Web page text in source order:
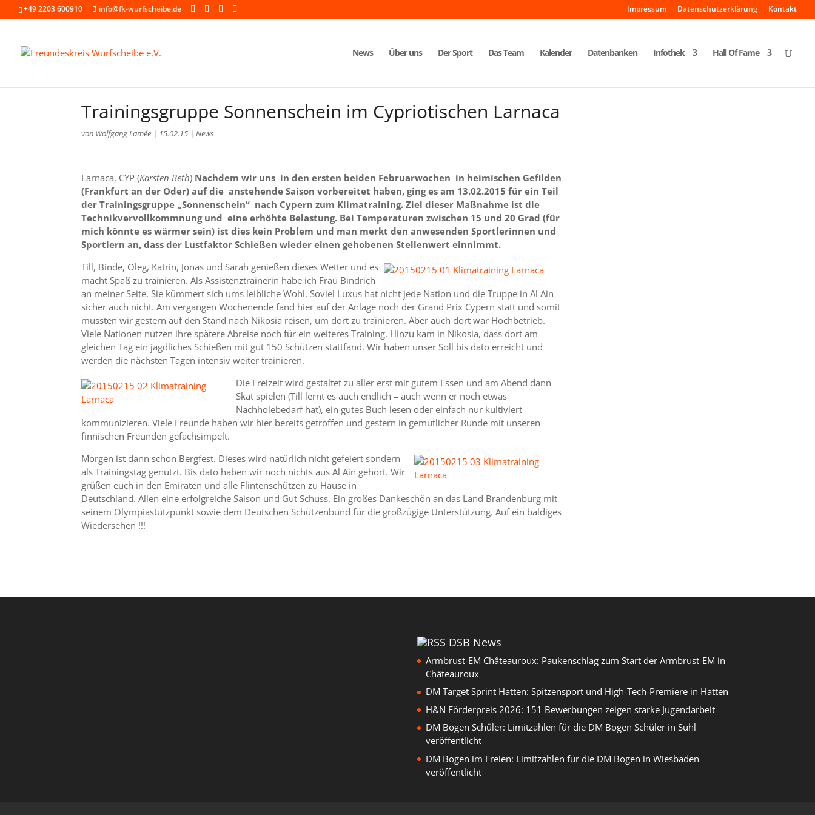
+49 2203 600910 info@fk-wurfscheibe.de Impressum Datenschutzerklärung Kontakt
News Über uns Der Sport Das Team Kalender Datenbanken Infothek Hall Of Fame
Trainingsgruppe Sonnenschein im Cypriotischen Larnaca
von Wolfgang Lamée | 15.02.15 |News
Larnaca, CYP (Karsten Beth) Nachdem wir uns in den ersten beiden Februarwochen in heimischen Gefilden
(Frankfurt an der Oder) auf die anstehende Saison vorbereitet haben, ging es am 13.02.2015 für ein Teil
der Trainingsgruppe „Sonnenschein“ nach Cypern zum Klimatraining. Ziel dieser Maßnahme ist die
Technikvervollkommnung und eine erhöhte Belastung. Bei Temperaturen zwischen 15 und 20 Grad (für
mich könnte es wärmer sein) ist dies kein Problem und man merkt den anwesenden Sportlerinnen und
Sportlern an, dass der Lustfaktor Schießen wieder einen gehobenen Stellenwert einnimmt.
Till, Binde, Oleg, Katrin, Jonas und Sarah genießen dieses Wetter und es
macht Spaß zu trainieren. Als Assistenztrainerin habe ich Frau Bindrich
an meiner Seite. Sie kümmert sich ums leibliche Wohl. Soviel Luxus hat nicht jede Nation und die Truppe in Al Ain
sicher auch nicht. Am vergangen Wochenende fand hier auf der Anlage noch der Grand Prix Cypern statt und somit
mussten wir gestern auf den Stand nach Nikosia reisen, um dort zu trainieren. Aber auch dort war Hochbetrieb.
Viele Nationen nutzen ihre spätere Abreise noch für ein weiteres Training. Hinzu kam in Nikosia, dass dort am
gleichen Tag ein jagdliches Schießen mit gut 150 Schützen stattfand. Wir haben unser Soll bis dato erreicht und
werden die nächsten Tagen intensiv weiter trainieren.
Die Freizeit wird gestaltet zu aller erst mit gutem Essen und am Abend dann
Skat spielen (Till lernt es auch endlich – auch wenn er noch etwas
Nachholebedarf hat), ein gutes Buch lesen oder einfach nur kultiviert
kommunizieren. Viele Freunde haben wir hier bereits getroffen und gestern in gemütlicher Runde mit unseren
finnischen Freunden gefachsimpelt.
Morgen ist dann schon Bergfest. Dieses wird natürlich nicht gefeiert sondern
als Trainingstag genutzt. Bis dato haben wir noch nichts aus Al Ain gehört. Wir
grüßen euch in den Emiraten und alle Flintenschützen zu Hause in
Deutschland. Allen eine erfolgreiche Saison und Gut Schuss. Ein großes Dankeschön an das Land Brandenburg mit
seinem Olympiastützpunkt sowie dem Deutschen Schützenbund für die großzügige Unterstützung. Auf ein baldiges
Wiedersehen !!!
DSB News
Armbrust-EM Châteauroux: Paukenschlag zum Start der Armbrust-EM in
Châteauroux
DM Target Sprint Hatten: Spitzensport und High-Tech-Premiere in Hatten
H&N Förderpreis 2026: 151 Bewerbungen zeigen starke Jugendarbeit
DM Bogen Schüler: Limitzahlen für die DM Bogen Schüler in Suhl
veröffentlicht
DM Bogen im Freien: Limitzahlen für die DM Bogen in Wiesbaden
veröffentlicht